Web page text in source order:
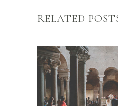
RELATED